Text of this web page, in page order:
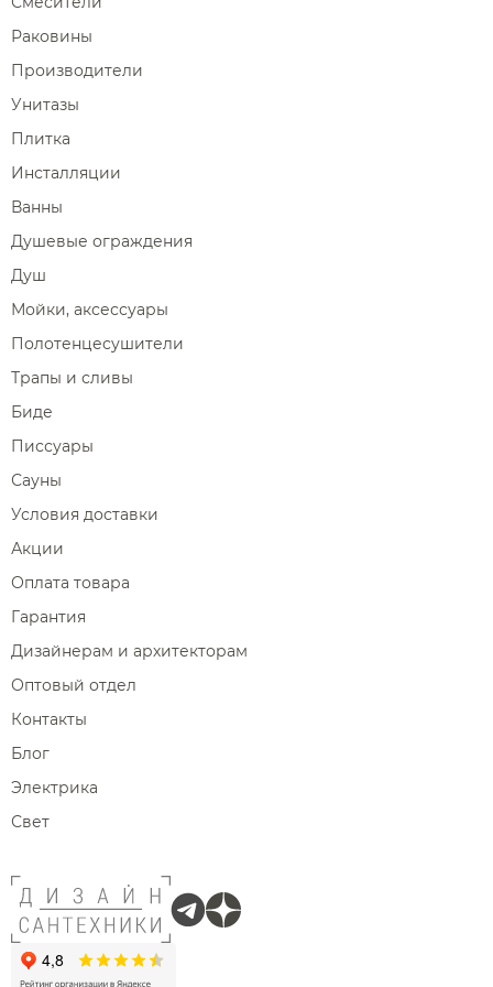
Раковины
Производители
Унитазы
Плитка
Инсталляции
Ванны
Душевые ограждения
Душ
Мойки, аксессуары
Полотенцесушители
Трапы и сливы
Биде
Писсуары
Сауны
Условия доставки
Акции
Оплата товара
Гарантия
Дизайнерам и архитекторам
Оптовый отдел
Контакты
Блог
Электрика
Свет